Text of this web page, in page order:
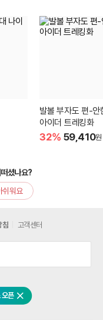
발볼 부자도 편-안
아이더 트레킹화
32% 59,410원
셨나요?
쉬워요
오픈 닫기
침 고객센터